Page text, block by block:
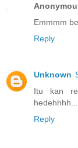
Emmmm
Reply
Unknown
Itu kan
Reply